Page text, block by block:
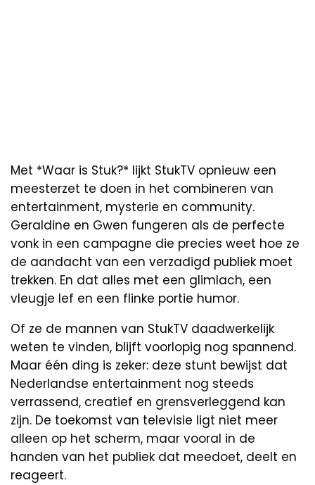
Met *Waar is Stuk?* lijkt StukTV opnieuw een
meesterzet te doen in het combineren van
entertainment, mysterie en community.
Geraldine en Gwen fungeren als de perfecte
vonk in een campagne die precies weet hoe ze
de aandacht van een verzadigd publiek moet
trekken. En dat alles met een glimlach, een
vleugje lef en een flinke portie humor.
Of ze de mannen van StukTV daadwerkelijk
weten te vinden, blijft voorlopig nog spannend.
Maar één ding is zeker: deze stunt bewijst dat
Nederlandse entertainment nog steeds
verrassend, creatief en grensverleggend kan
zijn. De toekomst van televisie ligt niet meer
alleen op het scherm, maar vooral in de
handen van het publiek dat meedoet, deelt en
reageert.